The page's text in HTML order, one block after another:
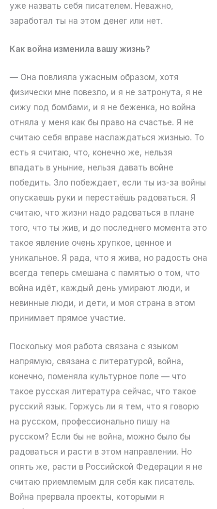
уже назвать себя писателем. Неважно,
заработал ты на этом денег или нет.
Как война изменила вашу жизнь?
— Она повлияла ужасным образом, хотя
физически мне повезло, и я не затронута, я не
сижу под бомбами, и я не беженка, но война
отняла у меня как бы право на счастье. Я не
считаю себя вправе наслаждаться жизнью. То
есть я считаю, что, конечно же, нельзя
впадать в уныние, нельзя давать войне
победить. Зло побеждает, если ты из-за войны
опускаешь руки и перестаёшь радоваться. Я
считаю, что жизни надо радоваться в плане
того, что ты жив, и до последнего момента это
такое явление очень хрупкое, ценное и
уникальное. Я рада, что я жива, но радость она
всегда теперь смешана с памятью о том, что
война идёт, каждый день умирают люди, и
невинные люди, и дети, и моя страна в этом
принимает прямое участие.
Поскольку моя работа связана с языком
напрямую, связана с литературой, война,
конечно, поменяла культурное поле — что
такое русская литература сейчас, что такое
русский язык. Горжусь ли я тем, что я говорю
на русском, профессионально пишу на
русском? Если бы не война, можно было бы
радоваться и расти в этом направлении. Но
опять же, расти в Российской Федерации я не
считаю приемлемым для себя как писатель.
Война прервала проекты, которыми я